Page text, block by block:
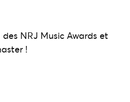
NRJ Music Awards et
!